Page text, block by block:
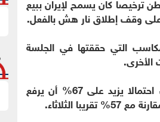
وقف إطلاق نار هش بالفعل.
مواصلة المكاسب التي حققتها في الجلسة
الأخرى.
وأظهرت أداة فيد ووتش التابعة لمجموعة سي.إم.إي أن الأسواق تتوقع الآن احتمالا يزيد على 67% أن يرفع
الثلاثاء.